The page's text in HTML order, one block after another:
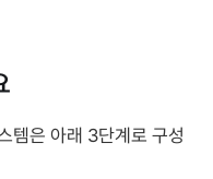
템은 아래 3단계로 구성